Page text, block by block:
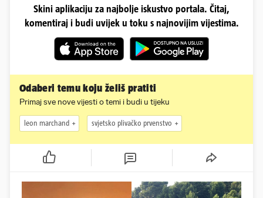
Skini aplikaciju za najbolje iskustvo portala. Čitaj,
komentiraj i budi uvijek u toku s najnovijim vijestima.
Odaberi temu koju želiš pratiti
Primaj sve nove vijesti o temi i budi u tijeku
leon marchand svjetsko plivačko prvenstvo